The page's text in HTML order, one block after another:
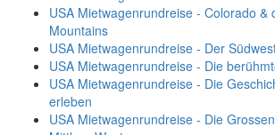
USA Mietwagenrundreise - Colorado &
Mountains
USA Mietwagenrundreise - Der
USA Mietwagenrundreise - Die
USA Mietwagenrundreise - Die
erleben
USA Mietwagenrundreise - Die